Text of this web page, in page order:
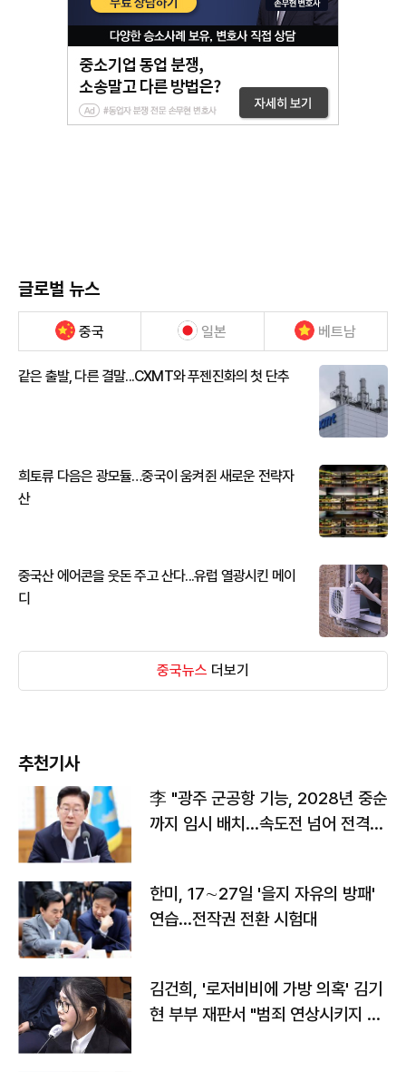
글로벌 뉴스
중국 일본 베트남
같은 출발, 다른 결말...CXMT와 푸젠진화의 첫 단추
희토류 다음은 광모듈…중국이 움켜쥔 새로운 전략자
산
중국산 에어콘을 웃돈 주고 산다...유럽 열광시킨 메이
디
중국뉴스 더보기
추천기사
李 "광주 군공항 기능, 2028년 중순
까지 임시 배치…속도전 넘어 전격
한미, 17∼27일 '을지 자유의 방패'
연습…전작권 전환 시험대
김건희, '로저비비에 가방 의혹' 김기
현 부부 재판서 "범죄 연상시키지 말